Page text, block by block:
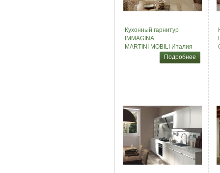
Кухонный гарнитур
IMMAGINA
MARTINI MOBILI Италия
Подробнее